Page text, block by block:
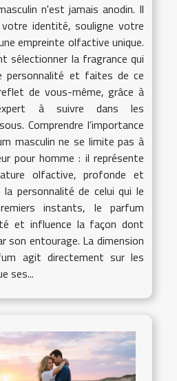
n'est jamais anodin. Il
identité, souligne votre
empreinte olfactive unique.
sélectionner la fragrance qui
personnalité et faites de ce
de vous-même, grâce à
à suivre dans les
Comprendre l’importance
masculin ne se limite pas à
pour homme : il représente
olfactive, profonde et
la personnalité de celui qui le
instants, le parfum
et influence la façon dont
son entourage. La dimension
agit directement sur les
ses...